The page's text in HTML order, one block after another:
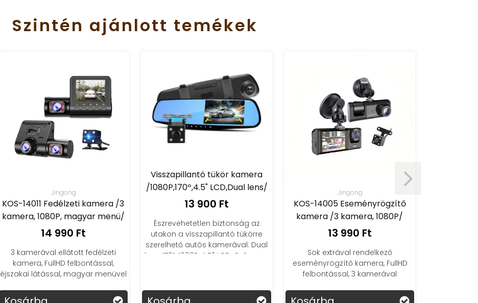
Szintén ajánlott temékek
Jingong
KOS-14011 Fedélzeti kamera /3
kamera, 1080P, magyar menü/
14 990 Ft
3 kamerával ellátott fedélzeti
kamera, FullHD felbontással,
éjszakai látással, magyar menüvel
Visszapillantó tükör kamera
/1080P,170º,4.5" LCD,Dual lens/
13 900 Ft
Észrevehetetlen biztonság az
utakon a visszapillantó tükörre
szerelhető autós kamerával. Dual
lens, 170º, 1080P, 4.5" LCD, G-Sensor,
Jingong
KOS-14005 Eseményrögzítő
kamera /3 kamera, 1080P/
13 990 Ft
Sok extrával rendelkező
eseményrögzítő kamera, FullHD
felbontással, 3 kamerával